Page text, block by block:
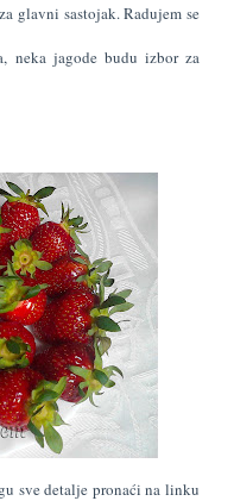
glavni sastojak. Radujem se
neka jagode budu izbor za
sve detalje pronaći na linku